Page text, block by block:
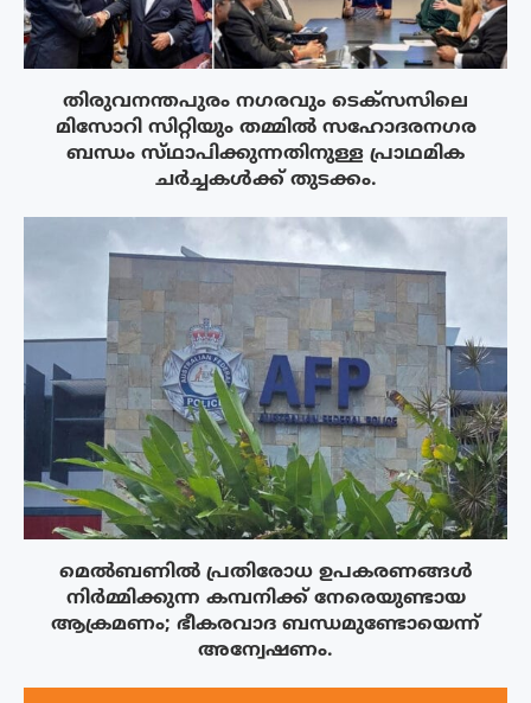
തിരുവനന്തപുരം നഗരവും ടെക്‌സസിലെ
മിസോറി സിറ്റിയും തമ്മിൽ സഹോദരനഗര
ബന്ധം സ്‌ഥാപിക്കുന്നതിനുള്ള പ്രാഥമിക
ചർച്ചകൾക്ക് തുടക്കം.
മെൽബണിൽ പ്രതിരോധ ഉപകരണങ്ങൾ
നിർമ്മിക്കുന്ന കമ്പനിക്ക് നേരെയുണ്ടായ
ആക്രമണം; ഭീകരവാദ ബന്ധമുണ്ടോയെന്ന്
അന്വേഷണം.